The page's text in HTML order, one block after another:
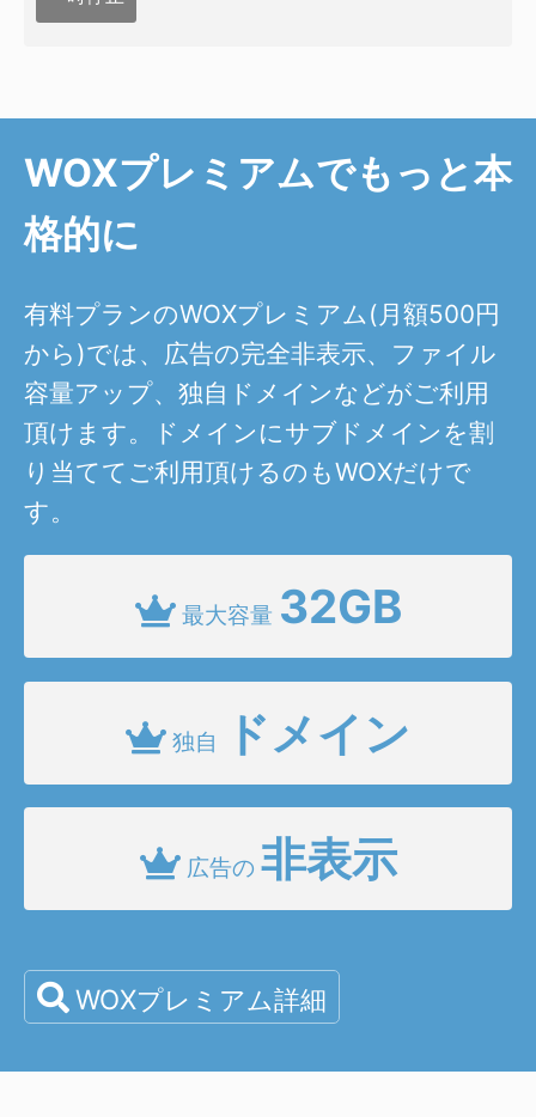
WOXプレミアムでもっと本
格的に
有料プランのWOXプレミアム(月額500円
から)では、広告の完全非表示、ファイル
容量アップ、独自ドメインなどがご利用
頂けます。ドメインにサブドメインを割
り当ててご利用頂けるのもWOXだけで
す。
最大容量 32GB
独自 ドメイン
広告の 非表示
WOXプレミアム詳細